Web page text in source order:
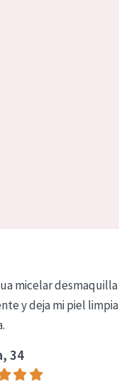
micelar desmaquilla
y deja mi piel limpia
34